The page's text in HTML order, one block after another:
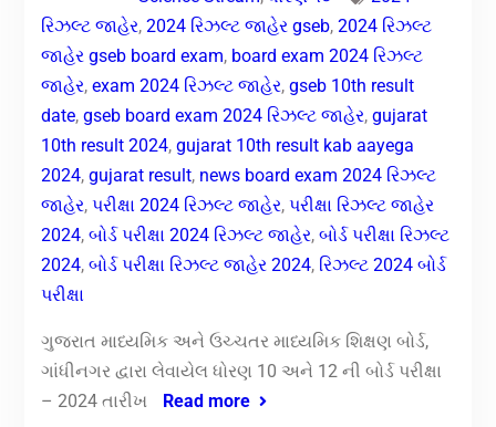
રિઝલ્ટ જાહેર, 2024 રિઝલ્ટ જાહેર gseb, 2024 રિઝલ્ટ
જાહેર gseb board exam, board exam 2024 રિઝલ્ટ
જાહેર, exam 2024 રિઝલ્ટ જાહેર, gseb 10th result
date, gseb board exam 2024 રિઝલ્ટ જાહેર, gujarat
10th result 2024, gujarat 10th result kab aayega
2024, gujarat result, news board exam 2024 રિઝલ્ટ
જાહેર, પરીક્ષા 2024 રિઝલ્ટ જાહેર, પરીક્ષા રિઝલ્ટ જાહેર
2024, બોર્ડ પરીક્ષા 2024 રિઝલ્ટ જાહેર, બોર્ડ પરીક્ષા રિઝલ્ટ
2024, બોર્ડ પરીક્ષા રિઝલ્ટ જાહેર 2024, રિઝલ્ટ 2024 બોર્ડ
પરીક્ષા
ગુજરાત માધ્યમિક અને ઉચ્ચતર માધ્યમિક શિક્ષણ બોર્ડ,
ગાંધીનગર દ્વારા લેવાયેલ ધોરણ 10 અને 12 ની બોર્ડ પરીક્ષા
– 2024 તારીખ
Read more